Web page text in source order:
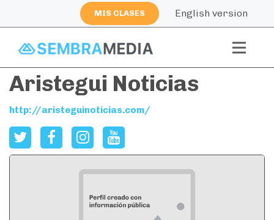
MIS CLASES English version
Aristegui Noticias
http://aristeguinoticias.com/